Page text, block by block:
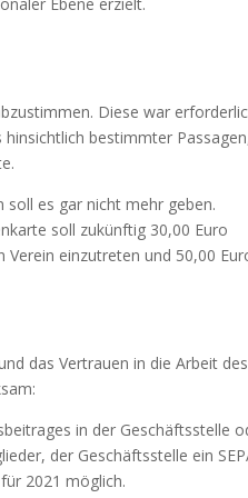
Diese war
bestimmter
es gar nicht mehr geben.
soll zukünftig 30,00 Euro
einzutreten und 50,00
das Vertrauen in die Arbeit des
in der Geschäftsstelle
der Geschäftsstelle ein
2021 möglich.